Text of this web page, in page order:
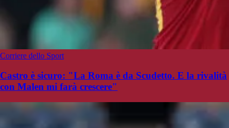
Corriere dello Sport
Castro è sicuro: "La Roma è da Scudetto. E la rivalità
con Malen mi farà crescere"